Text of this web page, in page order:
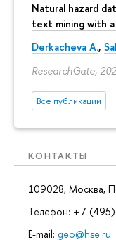
Natural hazard
text mining with a
Derkacheva A.,
ResearchGate,
Все публикации
КОНТАКТЫ
109028, Москва,
Телефон: +7
E-mail: geo@hse.ru